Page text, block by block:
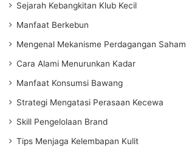
Sejarah Kebangkitan Klub Kecil
Manfaat Berkebun
Mengenal Mekanisme Perdagangan Saham
Cara Alami Menurunkan Kadar
Manfaat Konsumsi Bawang
Strategi Mengatasi Perasaan Kecewa
Skill Pengelolaan Brand
Tips Menjaga Kelembapan Kulit